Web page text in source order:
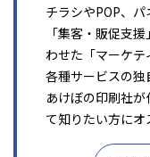
チラシやPOP、
「集客・販促支
わせた「マーケ
各種サービスの独
あけぼの印刷社
て知りたい方にオ